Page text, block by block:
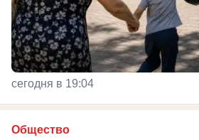
сегодня в 19:04
Общество